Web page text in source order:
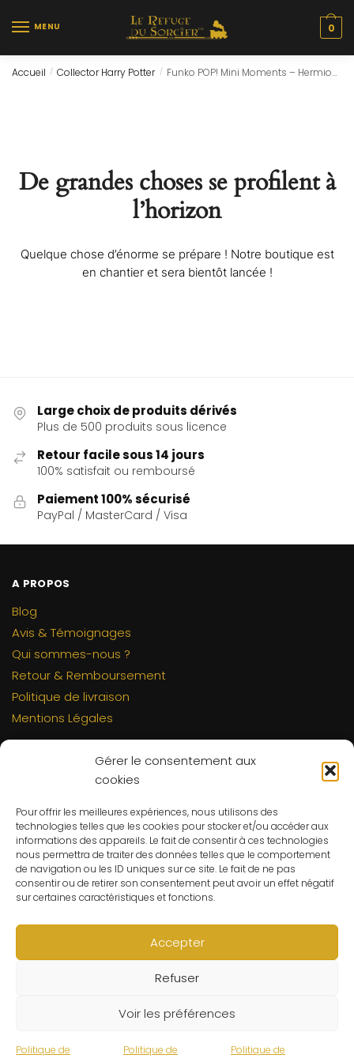
Gérer le consentement aux
cookies
Pour offrir les meilleures expériences, nous utilisons des
technologies telles que les cookies pour stocker et/ou accéder aux
informations des appareils. Le fait de consentir à ces technologies
nous permettra de traiter des données telles que le comportement
de navigation ou les ID uniques sur ce site. Le fait de ne pas
consentir ou de retirer son consentement peut avoir un effet négatif
sur certaines caractéristiques et fonctions.
Accepter
Refuser
Voir les préférences
Politique de Politique de Politique de
MENU 0
Accueil / Collector Harry Potter / Funko POP! Mini Moments – Hermione Granger
De grandes choses se profilent à
l’horizon
Quelque chose d’énorme se prépare ! Notre boutique est
en chantier et sera bientôt lancée !
Large choix de produits dérivés
Plus de 500 produits sous licence
Retour facile sous 14 jours
100% satisfait ou remboursé
Paiement 100% sécurisé
PayPal / MasterCard / Visa
A PROPOS
Blog
Avis & Témoignages
Qui sommes-nous ?
Retour & Remboursement
Politique de livraison
Mentions Légales
Contact
C.G.V
Suivre ma commande
CONTACT
Un problème ? Une question ? Le Refuge du Sorcier™ est
à votre disposition 7j/7 et 24h/24.
Notre règle d’or ? Un client 100% satisfait.
© Le Refuge du Sorcier™